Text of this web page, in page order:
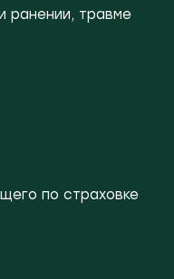
ранении, травме
по страховке